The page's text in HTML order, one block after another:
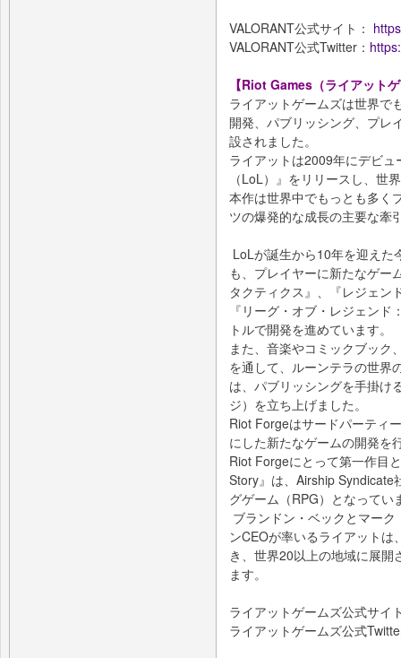
VALORANT公式サイト：
VALORANT公式Twitter：
【Riot Games（ライアット
ライアットゲームズは世界で
開発、パブリッシング、プレ
設されました。
ライアットは2009年にデビ
（LoL）』をリリースし、世
本作は世界中でもっとも多く
ツの爆発的な成長の主要な牽
LoLが誕生から10年を迎えた
も、プレイヤーに新たなゲー
タクティクス』、『レジェン
『リーグ・オブ・レジェン
トルで開発を進めています。
また、音楽やコミックブック
を通して、ルーンテラの世界
は、パブリッシングを手掛け
ジ）を立ち上げました。
Riot Forgeはサードパーティ
にした新たなゲームの開発を
Riot Forgeにとって第一作目
Story』は、Airship Syndicate
グゲーム（RPG）となってい
ブランドン・ベックとマー
ンCEOが率いるライアット
き、世界20以上の地域に展
ます。
ライアットゲームズ公式サイ
ライアットゲームズ公式